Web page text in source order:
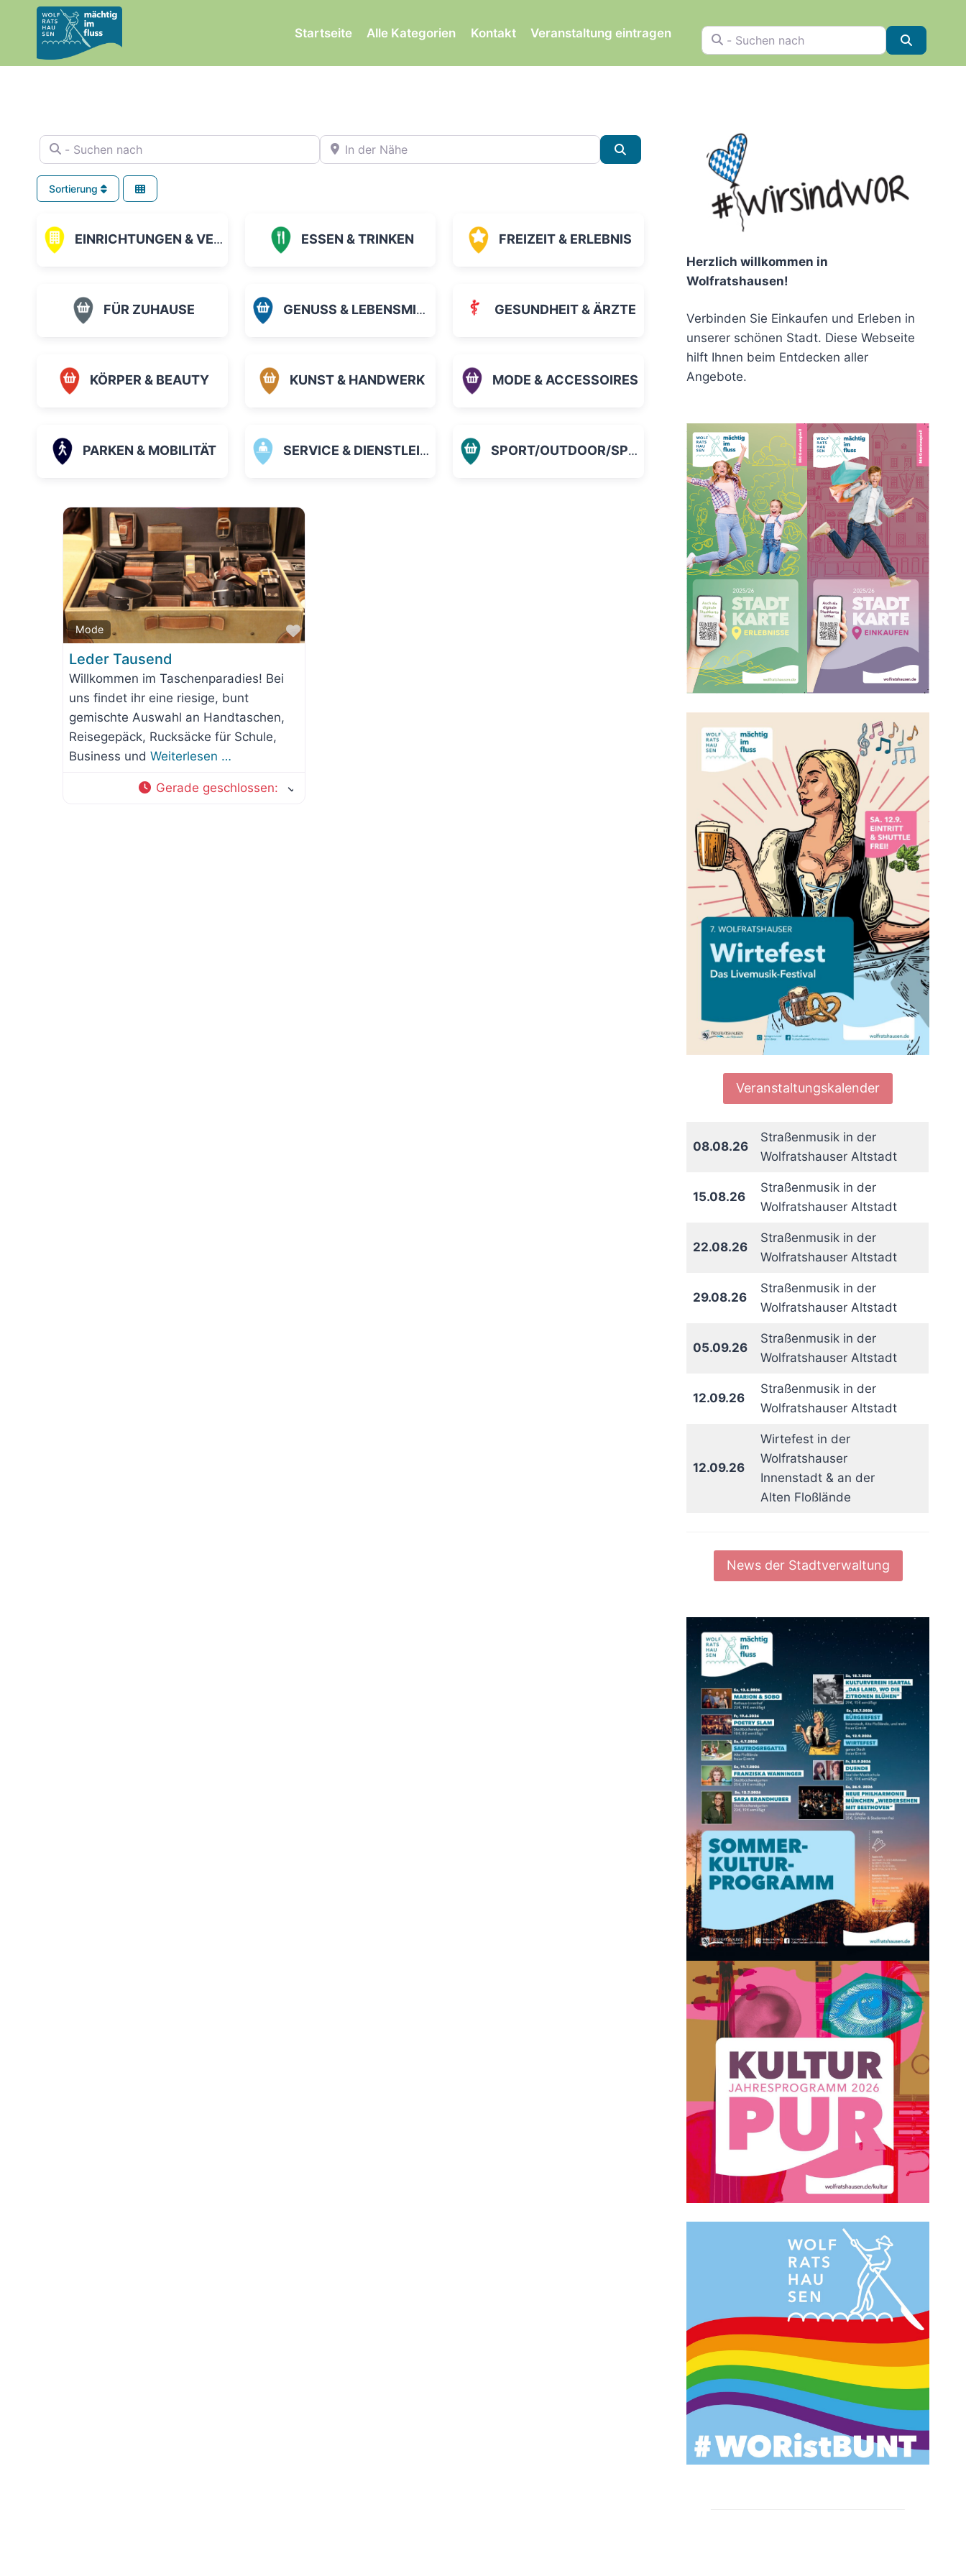
springen
Startseite Alle Kategorien Kontakt Veranstaltung eintragen - Suchen nach
- Suchen nach In der Nähe
Sortierung
EINRICHTUNGEN & VEREINE ESSEN & TRINKEN FREIZEIT & ERLEBNIS
FÜR ZUHAUSE GENUSS & LEBENSMITTEL GESUNDHEIT & ÄRZTE
KÖRPER & BEAUTY KUNST & HANDWERK MODE & ACCESSOIRES
PARKEN & MOBILITÄT SERVICE & DIENSTLEISTUNGEN SPORT/OUTDOOR/SPIELZEUG
Mode
Favorit
Leder Tausend
Willkommen im Taschenparadies! Bei
uns findet ihr eine riesige, bunt
gemischte Auswahl an Handtaschen,
Reisegepäck, Rucksäcke für Schule,
Business und Weiterlesen …
Gerade geschlossen:
Herzlich willkommen in
Wolfratshausen!
Verbinden Sie Einkaufen und Erleben in
unserer schönen Stadt. Diese Webseite
hilft Ihnen beim Entdecken aller
Angebote.
Veranstaltungskalender
08.08.26
Straßenmusik in der
Wolfratshauser Altstadt
15.08.26
Straßenmusik in der
Wolfratshauser Altstadt
22.08.26
Straßenmusik in der
Wolfratshauser Altstadt
29.08.26
Straßenmusik in der
Wolfratshauser Altstadt
05.09.26
Straßenmusik in der
Wolfratshauser Altstadt
12.09.26
Straßenmusik in der
Wolfratshauser Altstadt
12.09.26
Wirtefest in der
Wolfratshauser
Innenstadt & an der
Alten Floßlände
News der Stadtverwaltung